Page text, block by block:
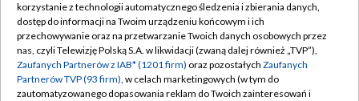
TVP
Abonament TVP
Emisja w TVP
Centrum informacji TVP
Regulamin TVP
Polityka prywatności
Moje zgody
korzystanie z technologii automatycznego śledzenia i zbierania danych,
dostęp do informacji na Twoim urządzeniu końcowym i ich
przechowywanie oraz na przetwarzanie Twoich danych osobowych przez
nas, czyli Telewizję Polską S.A. w likwidacji (zwaną dalej również „TVP”),
Zaufanych Partnerów z IAB* (1201 firm) oraz pozostałych Zaufanych
Partnerów TVP (93 firm), w celach marketingowych (w tym do
zautomatyzowanego dopasowania reklam do Twoich zainteresowań i